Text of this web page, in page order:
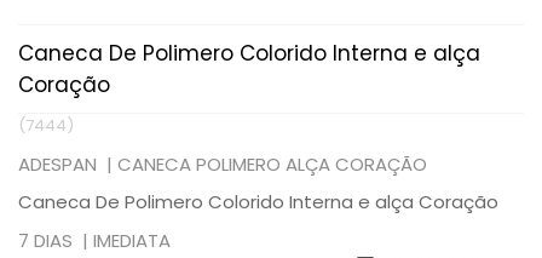
Caneca De Polimero Colorido Interna e alça
Coração
(7444)
ADESPAN | CANECA POLIMERO ALÇA CORAÇÃO
Caneca De Polimero Colorido Interna e alça Coração
7 DIAS | IMEDIATA